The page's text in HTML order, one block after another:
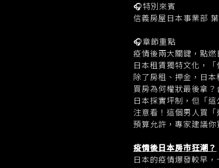
🎧特別來賓
信義房屋日本事業部
🎧章節重點
疫情後兩大關鍵，點燃
日本租賃獨特文化，
除了房租、押金，日本
買房為何權狀最後拿？
日本採實坪制，但「這
注意看！這個男人買
預算允許，專家建議你
疫情後日本房市狂潮？
日本的疫情爆發較早